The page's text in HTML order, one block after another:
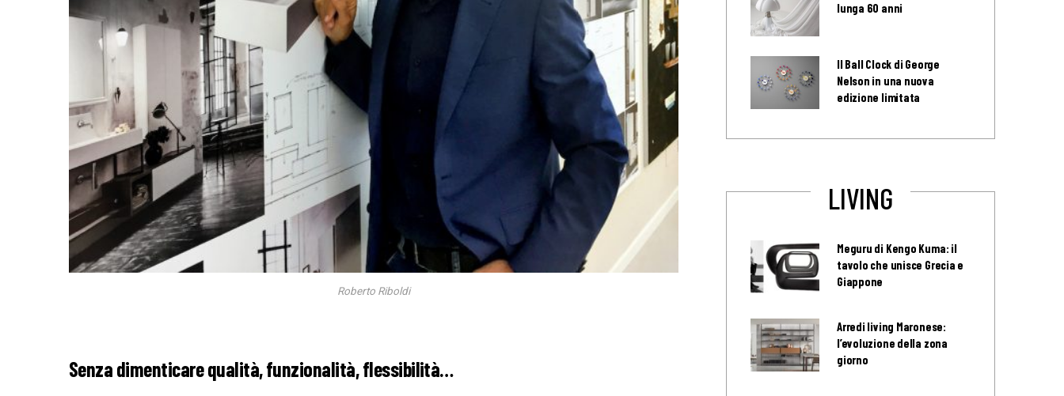
Roberto Riboldi
Senza dimenticare qualità, funzionalità, flessibilità…
lunga 60 anni
Il Ball Clock di George
Nelson in una nuova
edizione limitata
LIVING
Meguru di Kengo Kuma: il
tavolo che unisce Grecia e
Giappone
Arredi living Maronese:
l’evoluzione della zona
giorno